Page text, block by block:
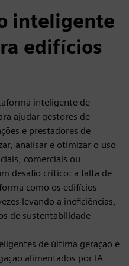
inteligente
edifícios
inteligente de
ajudar gestores de
e prestadores de
analisar e otimizar o uso
comerciais ou
desafio crítico: a falta de
como os edifícios
levando a ineficiências,
de sustentabilidade
de última geração e
alimentados por IA